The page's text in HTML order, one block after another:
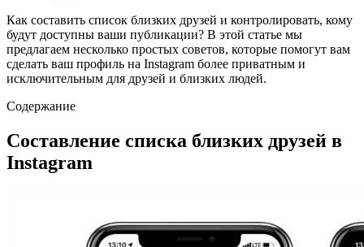
Как составить список близких друзей и контролировать, кому
будут доступны ваши публикации? В этой статье мы
предлагаем несколько простых советов, которые помогут вам
сделать ваш профиль на Instagram более приватным и
исключительным для друзей и близких людей.
Содержание
Составление списка близких друзей в
Instagram